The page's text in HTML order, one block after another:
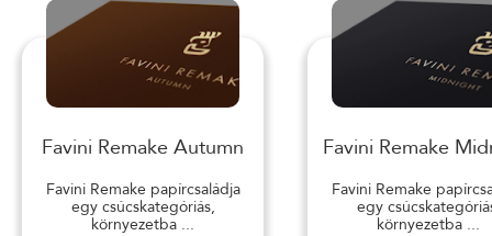
Favini Remake Autumn
Favini Remake papírcsaládja
egy csúcskategóriás,
környezetba ...
Favini Remake
Favini Remake
egy
környezetba ...